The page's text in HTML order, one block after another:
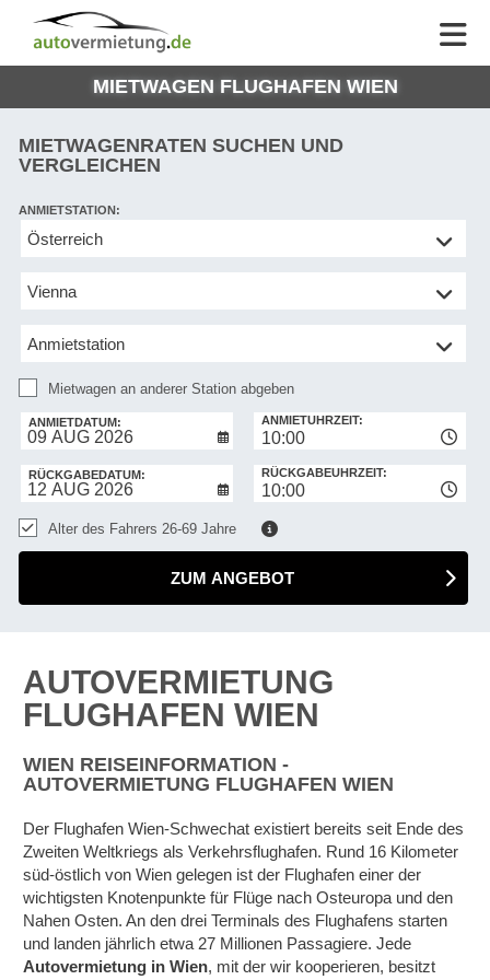
AUTOVERMIETUNG
AUTO
EUROPE
AUTOVERMIETUNG
HILFE
MIETWAGEN FLUGHAFEN WIEN
MIETWAGENRATEN SUCHEN UND
VERGLEICHEN
Mietwagen
anderer
ANMIETSTATION:
Mietwagen an anderer Station abgeben
ANMIETDATUM:
10:00
ANMIETUHRZEIT:
RÜCKGABEDATUM:
10:00
RÜCKGABEUHRZEIT:
Alter des Fahrers 26-69 Jahre
ZUM ANGEBOT
AUTOVERMIETUNG
FLUGHAFEN WIEN
WIEN REISEINFORMATION -
AUTOVERMIETUNG FLUGHAFEN WIEN
Der Flughafen Wien-Schwechat existiert bereits seit Ende des
Zweiten Weltkriegs als Verkehrsflughafen. Rund 16 Kilometer
süd-östlich von Wien gelegen ist der Flughafen einer der
wichtigsten Knotenpunkte für Flüge nach Osteuropa und den
Nahen Osten. An den drei Terminals des Flughafens starten
und landen jährlich etwa 27 Millionen Passagiere. Jede
Autovermietung in Wien, mit der wir kooperieren, besitzt